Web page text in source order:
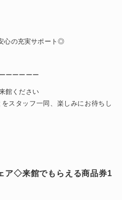
心の充実サポート◎
ーーーーー
館ください
スタッフ一同、楽しみにお待ちし
ア◇来館でもらえる商品券1